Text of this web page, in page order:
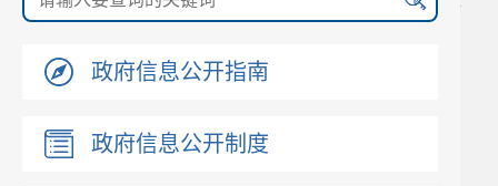
政府信息公开指南
政府信息公开制度